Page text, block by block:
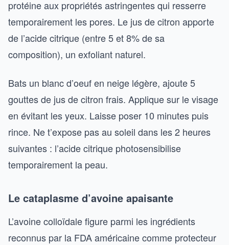
protéine aux propriétés astringentes qui resserre
temporairement les pores. Le jus de citron apporte
de l’acide citrique (entre 5 et 8% de sa
composition), un exfoliant naturel.
Bats un blanc d’oeuf en neige légère, ajoute 5
gouttes de jus de citron frais. Applique sur le visage
en évitant les yeux. Laisse poser 10 minutes puis
rince. Ne t’expose pas au soleil dans les 2 heures
suivantes : l’acide citrique photosensibilise
temporairement la peau.
Le cataplasme d’avoine apaisante
L’avoine colloïdale figure parmi les ingrédients
reconnus par la FDA américaine comme protecteur